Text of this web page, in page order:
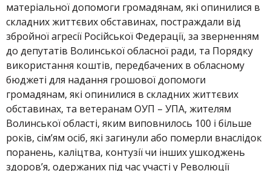
матеріальної допомоги громадянам, які опинилися в
складних життєвих обставинах, постраждали від
збройної агресії Російської Федерації, за зверненням
до депутатів Волинської обласної ради, та Порядку
використання коштів, передбачених в обласному
бюджеті для надання грошової допомоги
громадянам, які опинилися в складних життєвих
обставинах, та ветеранам ОУП – УПА, жителям
Волинської області, яким виповнилось 100 і більше
років, сім’ям осіб, які загинули або померли внаслідок
поранень, каліцтва, контузії чи інших ушкоджень
здоров’я, одержаних під час участі у Революції